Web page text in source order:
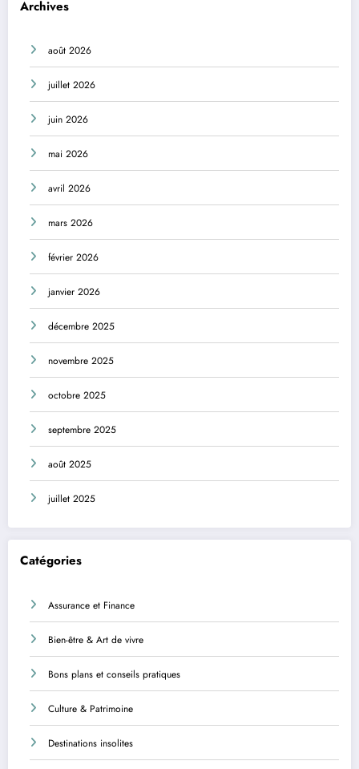
Archives
août 2026
juillet 2026
juin 2026
mai 2026
avril 2026
mars 2026
février 2026
janvier 2026
décembre 2025
novembre 2025
octobre 2025
septembre 2025
août 2025
juillet 2025
Catégories
Assurance et Finance
Bien-être & Art de vivre
Bons plans et conseils pratiques
Culture & Patrimoine
Destinations insolites